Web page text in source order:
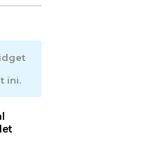
ini.